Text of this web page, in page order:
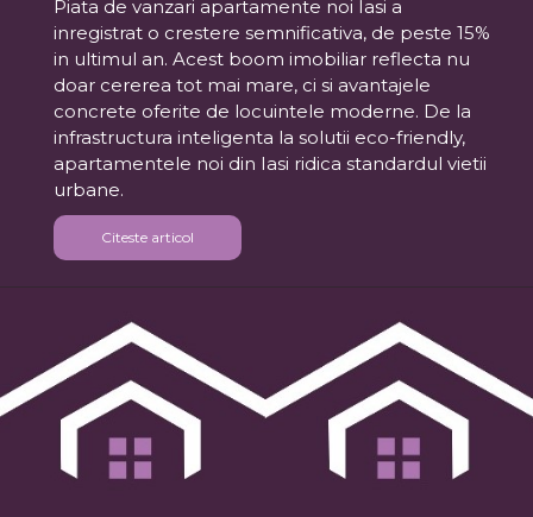
Piata de vanzari apartamente noi Iasi a
inregistrat o crestere semnificativa, de peste 15%
in ultimul an. Acest boom imobiliar reflecta nu
doar cererea tot mai mare, ci si avantajele
concrete oferite de locuintele moderne. De la
infrastructura inteligenta la solutii eco-friendly,
apartamentele noi din Iasi ridica standardul vietii
urbane.
Citeste articol